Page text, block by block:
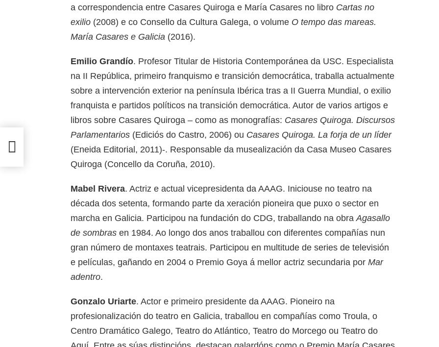
a correspondencia entre Casares Quiroga e María Casares no libro Cartas no
exilio (2008) e co Consello da Cultura Galega, o volume O tempo das mareas.
María Casares e Galicia (2016).
Emilio Grandío. Profesor Titular de Historia Contemporánea da USC. Especialista
na II República, primeiro franquismo e transición democrática, traballa actualmente
sobre a intervención exterior na península Ibérica tras a II Guerra Mundial, o exilio
franquista e partidos políticos na transición democrática. Autor de varios artigos e
libros sobre Casares Quiroga – como as monografías: Casares Quiroga. Discursos
Parlamentarios (Ediciós do Castro, 2006) ou Casares Quiroga. La forja de un líder
(Eneida Editorial, 2011)-. Responsable da musealización da Casa Museo Casares
Quiroga (Concello da Coruña, 2010).
Mabel Rivera. Actriz e actual vicepresidenta da AAAG. Iniciouse no teatro na
década dos setenta, formando parte da xeración pioneira que puxo o sector en
marcha en Galicia. Participou na fundación do CDG, traballando na obraAgasallo
de sombras en 1984. Ao longo dos anos traballou con diferentes compañías nun
gran número de montaxes teatrais. Participou en multitude de series de televisión
e películas, gañando en 2004 o Premio Goya á mellor actriz secundaria por Mar
adentro.
Gonzalo Uriarte. Actor e primeiro presidente da AAAG. Pioneiro na
profesionalización do teatro en Galicia, traballou en compañías como Troula, o
Centro Dramático Galego, Teatro do Atlántico, Teatro do Morcego ou Teatro do